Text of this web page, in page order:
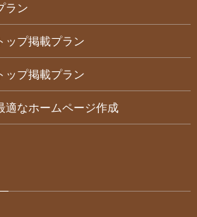
ラン
ップ掲載プラン
ップ掲載プラン
適なホームページ作成